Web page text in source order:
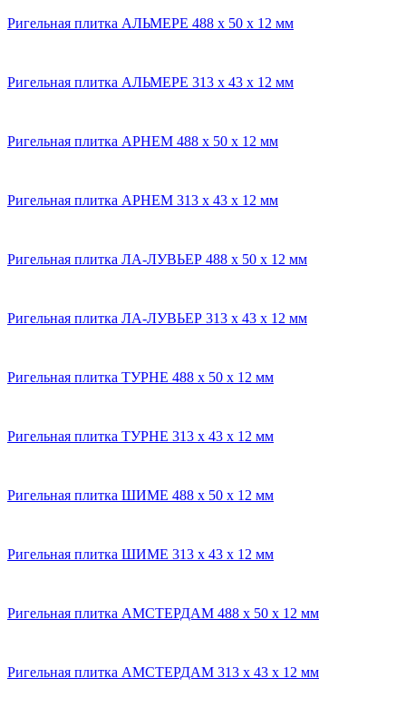
Ригельная плитка АЛЬМЕРЕ 488 x 50 x 12 мм
Ригельная плитка АЛЬМЕРЕ 313 x 43 x 12 мм
Ригельная плитка АРНЕМ 488 x 50 x 12 мм
Ригельная плитка АРНЕМ 313 x 43 x 12 мм
Ригельная плитка ЛА-ЛУВЬЕР 488 x 50 x 12 мм
Ригельная плитка ЛА-ЛУВЬЕР 313 x 43 x 12 мм
Ригельная плитка ТУРНЕ 488 x 50 x 12 мм
Ригельная плитка ТУРНЕ 313 x 43 x 12 мм
Ригельная плитка ШИМЕ 488 x 50 x 12 мм
Ригельная плитка ШИМЕ 313 x 43 x 12 мм
Ригельная плитка АМСТЕРДАМ 488 x 50 x 12 мм
Ригельная плитка АМСТЕРДАМ 313 x 43 x 12 мм